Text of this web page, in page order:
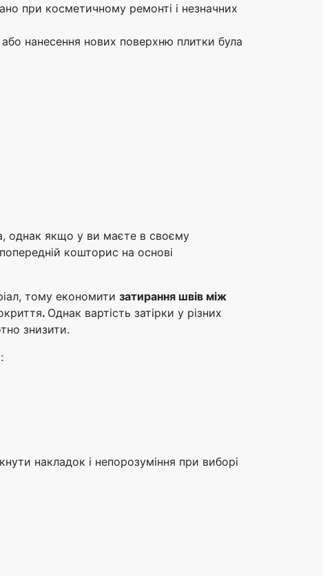
при косметичному ремонті і незначних
нанесення нових поверхню плитки була
однак якщо у ви маєте в своєму
кошторис на основі
тому економити затирання швів між
. Однак вартість затірки у різних
знизити.
накладок і непорозуміння при виборі